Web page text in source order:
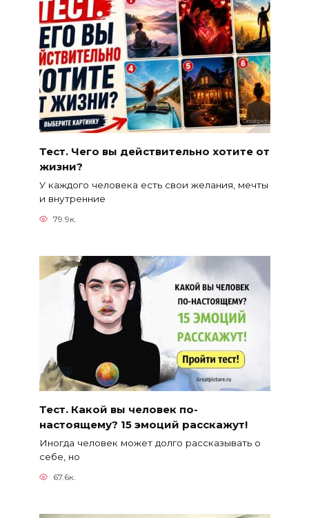
Тест. Чего вы действительно хотите от
жизни?
У каждого человека есть свои желания, мечты
и внутренние
79.9к.
Тест. Какой вы человек по-
настоящему? 15 эмоций расскажут!
Иногда человек может долго рассказывать о
себе, но
67.6к.